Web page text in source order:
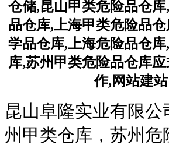
昆山阜隆实业有限公
州甲类仓库，苏州危